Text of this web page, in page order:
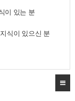
이 있는 분
지식이 있으신 분